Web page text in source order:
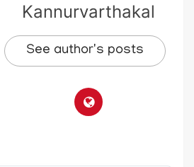
Kannurvarthakal
See author's posts